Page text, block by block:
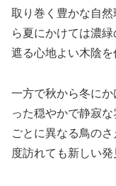
取り巻く豊かな自
ら夏にかけては濃
遮る心地よい木陰を
一方で秋から冬に
った穏やかで静寂
ごとに異なる鳥の
度訪れても新しい発